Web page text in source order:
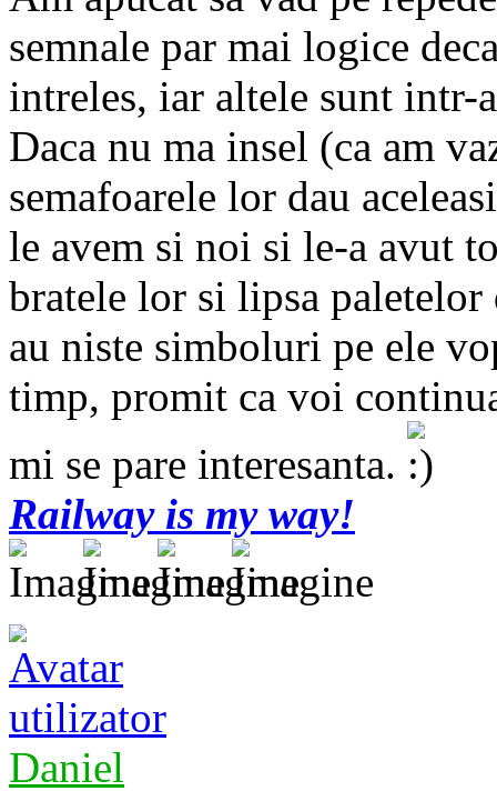
semnale par mai logice
intreles, iar altele sunt
Daca nu ma insel (ca am
semafoarele lor dau
le avem si noi si le-a avut
bratele lor si lipsa
au niste simboluri pe ele
timp, promit ca voi
mi se pare interesanta.
Railway is my way!
Daniel